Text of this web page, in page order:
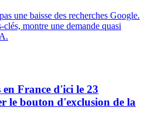
une baisse des recherches Google.
montre une demande quasi
France d'ici le 23
le bouton d'exclusion de la